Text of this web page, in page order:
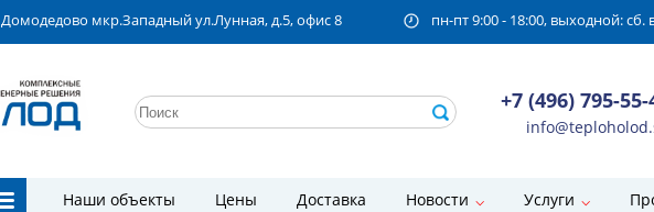
Домодедово мкр.Западный ул.Лунная, д.5, офис 8 пн-пт 9:00 - 18:00, выходной: сб.
+7 (496) 795-55-
Наши объекты Цены Доставка Новости Услуги